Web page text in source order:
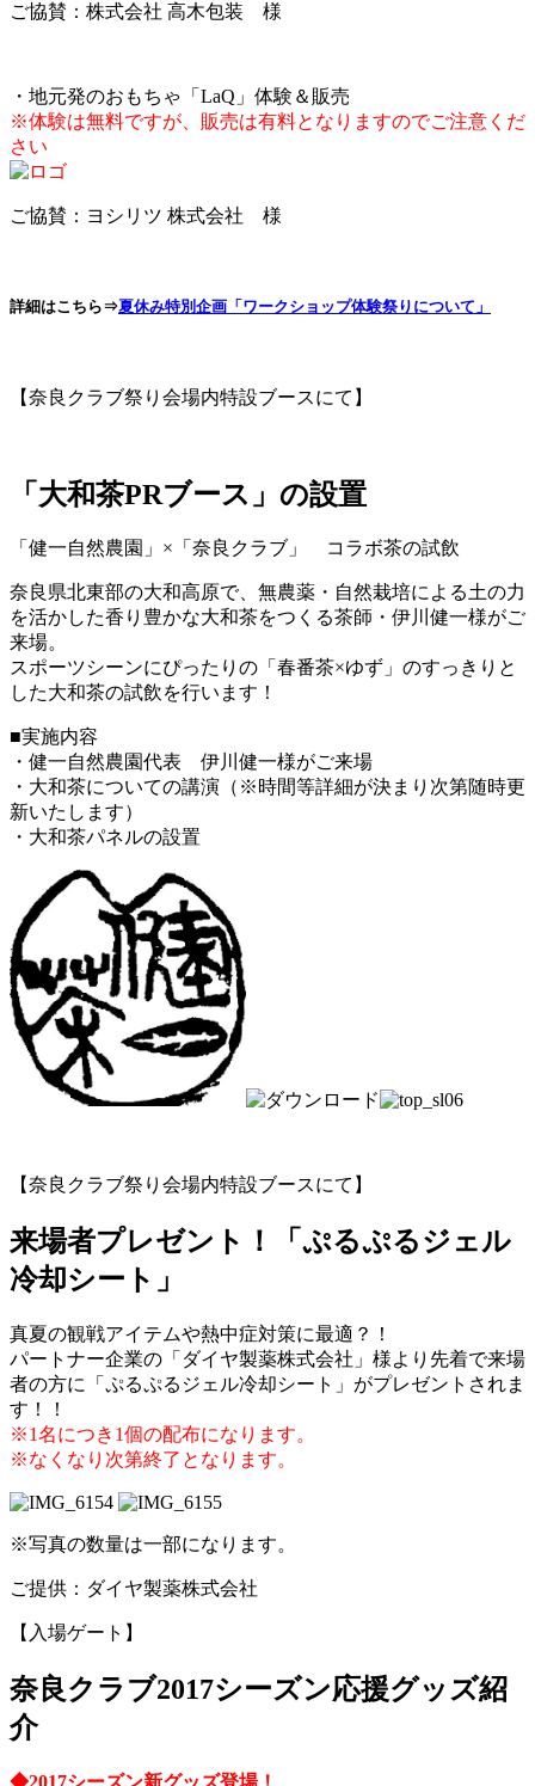
ご協賛：株式会社 高木包装 様
・地元発のおもちゃ「LaQ」体験＆販売
※体験は無料ですが、販売は有料となりますのでご注意くだ
さい
ご協賛：ヨシリツ 株式会社 様
詳細はこちら⇒夏休み特別企画「ワークショップ体験祭りについて」
【奈良クラブ祭り会場内特設ブースにて】
「大和茶PRブース」の設置
「健一自然農園」×「奈良クラブ」 コラボ茶の試飲
奈良県北東部の大和高原で、無農薬・自然栽培による土の力
を活かした香り豊かな大和茶をつくる茶師・伊川健一様がご
来場。
スポーツシーンにぴったりの「春番茶×ゆず」のすっきりと
した大和茶の試飲を行います！
■実施内容
・健一自然農園代表 伊川健一様がご来場
・大和茶についての講演（※時間等詳細が決まり次第随時更
新いたします）
・大和茶パネルの設置
【奈良クラブ祭り会場内特設ブースにて】
来場者プレゼント！「ぷるぷるジェル
冷却シート」
真夏の観戦アイテムや熱中症対策に最適？！
パートナー企業の「ダイヤ製薬株式会社」様より先着で来場
者の方に「ぷるぷるジェル冷却シート」がプレゼントされま
す！！
※1名につき1個の配布になります。
※なくなり次第終了となります。
※写真の数量は一部になります。
ご提供：ダイヤ製薬株式会社
【入場ゲート】
奈良クラブ2017シーズン応援グッズ紹
介
◆2017シーズン新グッズ登場！